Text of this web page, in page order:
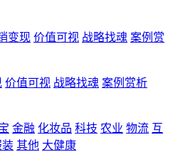
变现 价值可视 战略找魂 案例赏
价值可视 战略找魂 案例赏析
金融 化妆品 科技 农业 物流 互
装 其他 大健康